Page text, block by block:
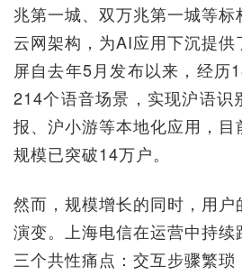
兆第一城、双万兆第一城等
云网架构，为AI应用下沉提
屏自去年5月发布以来，经历
214个语音场景，实现沪语识
报、沪小游等本地化应用，
规模已突破14万户。
然而，规模增长的同时，用
演变。上海电信在运营中持
三个共性痛点：交互步骤繁